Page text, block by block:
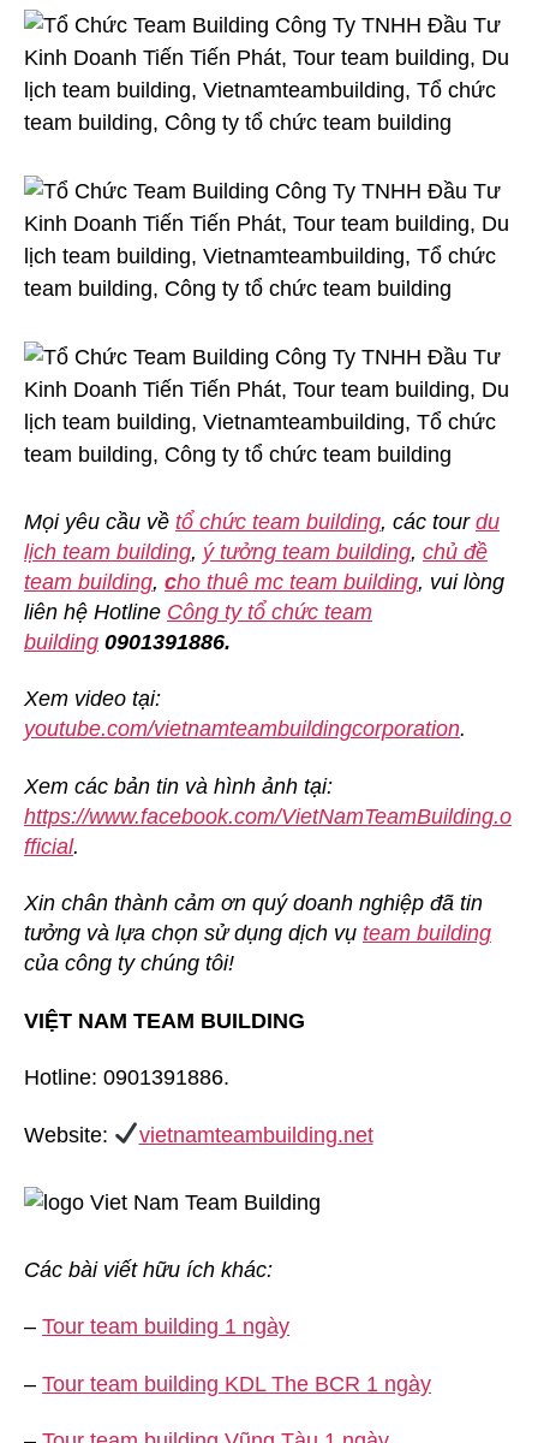
Tư
Kinh
Doanh
Tiến
Mọi yêu cầu về tổ chức team building, các tour du
lịch team building, ý tưởng team building, chủ đề
team building, cho thuê mc team building, vui lòng
liên hệ Hotline Công ty tổ chức team
building 0901391886.
Xem video tại:
youtube.com/vietnamteambuildingcorporation.
Xem các bản tin và hình ảnh tại:
https://www.facebook.com/VietNamTeamBuilding.o
fficial.
Xin chân thành cảm ơn quý doanh nghiệp đã tin
tưởng và lựa chọn sử dụng dịch vụ team building
của công ty chúng tôi!
VIỆT NAM TEAM BUILDING
Hotline: 0901391886.
Website: vietnamteambuilding.net
Các bài viết hữu ích khác:
– Tour team building 1 ngày
– Tour team building KDL The BCR 1 ngày